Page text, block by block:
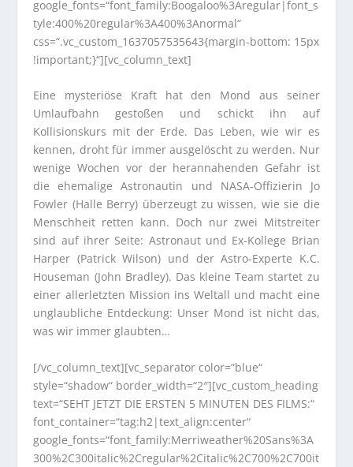
google_fonts=“font_family:Boogaloo%3Aregular|font_s
tyle:400%20regular%3A400%3Anormal“
css=“.vc_custom_1637057535643{margin-bottom: 15px
!important;}“][vc_column_text]
Eine mysteriöse Kraft hat den Mond aus seiner
Umlaufbahn gestoßen und schickt ihn auf
Kollisionskurs mit der Erde. Das Leben, wie wir es
kennen, droht für immer ausgelöscht zu werden. Nur
wenige Wochen vor der herannahenden Gefahr ist
die ehemalige Astronautin und NASA-Offizierin Jo
Fowler (Halle Berry) überzeugt zu wissen, wie sie die
Menschheit retten kann. Doch nur zwei Mitstreiter
sind auf ihrer Seite: Astronaut und Ex-Kollege Brian
Harper (Patrick Wilson) und der Astro-Experte K.C.
Houseman (John Bradley). Das kleine Team startet zu
einer allerletzten Mission ins Weltall und macht eine
unglaubliche Entdeckung: Unser Mond ist nicht das,
was wir immer glaubten…
[/vc_column_text][vc_separator color=“blue“
style=“shadow“ border_width=“2″][vc_custom_heading
text=“SEHT JETZT DIE ERSTEN 5 MINUTEN DES FILMS:“
font_container=“tag:h2|text_align:center“
google_fonts=“font_family:Merriweather%20Sans%3A
300%2C300italic%2Cregular%2Citalic%2C700%2C700it